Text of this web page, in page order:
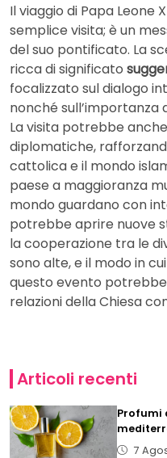
Il viaggio di Papa Leone
semplice visita; è un
del suo pontificato. La
ricca di significato
focalizzato sul dialogo
nonché sull’importanza
La visita potrebbe
diplomatiche,
cattolica e il mondo
paese a maggioranza
mondo guardano con
potrebbe aprire nuove
la cooperazione tra le
sono alte, e il modo in
questo evento
relazioni della Chiesa
Articoli recenti
Profumi
7